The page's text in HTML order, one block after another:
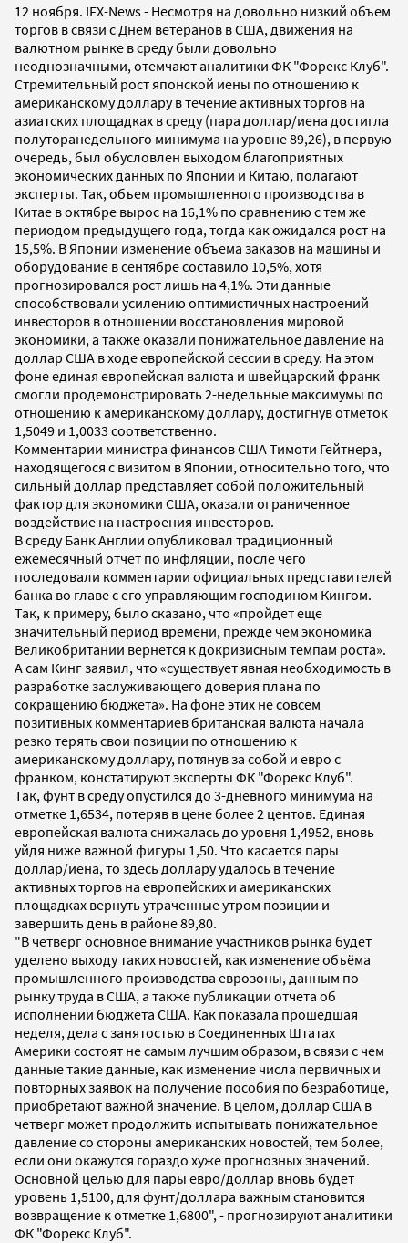
12 ноября. IFX-News - Несмотря на довольно низкий объем
торгов в связи с Днем ветеранов в США, движения на
валютном рынке в среду были довольно
неоднозначными, отемчают аналитики ФК "Форекс Клуб".
Стремительный рост японской иены по отношению к
американскому доллару в течение активных торгов на
азиатских площадках в среду (пара доллар/иена достигла
полуторанедельного минимума на уровне 89,26), в первую
очередь, был обусловлен выходом благоприятных
экономических данных по Японии и Китаю, полагают
эксперты. Так, объем промышленного производства в
Китае в октябре вырос на 16,1% по сравнению с тем же
периодом предыдущего года, тогда как ожидался рост на
15,5%. В Японии изменение объема заказов на машины и
оборудование в сентябре составило 10,5%, хотя
прогнозировался рост лишь на 4,1%. Эти данные
способствовали усилению оптимистичных настроений
инвесторов в отношении восстановления мировой
экономики, а также оказали понижательное давление на
доллар США в ходе европейской сессии в среду. На этом
фоне единая европейская валюта и швейцарский франк
смогли продемонстрировать 2-недельные максимумы по
отношению к американскому доллару, достигнув отметок
1,5049 и 1,0033 соответственно.
Комментарии министра финансов США Тимоти Гейтнера,
находящегося с визитом в Японии, относительно того, что
сильный доллар представляет собой положительный
фактор для экономики США, оказали ограниченное
воздействие на настроения инвесторов.
В среду Банк Англии опубликовал традиционный
ежемесячный отчет по инфляции, после чего
последовали комментарии официальных представителей
банка во главе с его управляющим господином Кингом.
Так, к примеру, было сказано, что «пройдет еще
значительный период времени, прежде чем экономика
Великобритании вернется к докризисным темпам роста».
А сам Кинг заявил, что «существует явная необходимость в
разработке заслуживающего доверия плана по
сокращению бюджета». На фоне этих не совсем
позитивных комментариев британская валюта начала
резко терять свои позиции по отношению к
американскому доллару, потянув за собой и евро с
франком, констатируют эксперты ФК "Форекс Клуб".
Так, фунт в среду опустился до 3-дневного минимума на
отметке 1,6534, потеряв в цене более 2 центов. Единая
европейская валюта снижалась до уровня 1,4952, вновь
уйдя ниже важной фигуры 1,50. Что касается пары
доллар/иена, то здесь доллару удалось в течение
активных торгов на европейских и американских
площадках вернуть утраченные утром позиции и
завершить день в районе 89,80.
"В четверг основное внимание участников рынка будет
уделено выходу таких новостей, как изменение объёма
промышленного производства еврозоны, данным по
рынку труда в США, а также публикации отчета об
исполнении бюджета США. Как показала прошедшая
неделя, дела с занятостью в Соединенных Штатах
Америки состоят не самым лучшим образом, в связи с чем
данные такие данные, как изменение числа первичных и
повторных заявок на получение пособия по безработице,
приобретают важной значение. В целом, доллар США в
четверг может продолжить испытывать понижательное
давление со стороны американских новостей, тем более,
если они окажутся гораздо хуже прогнозных значений.
Основной целью для пары евро/доллар вновь будет
уровень 1,5100, для фунт/доллара важным становится
возвращение к отметке 1,6800", - прогнозируют аналитики
ФК "Форекс Клуб".